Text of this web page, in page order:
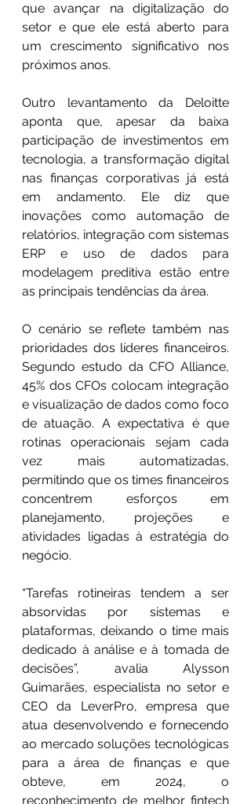
que avançar na digitalização do
setor e que ele está aberto para
um crescimento significativo nos
próximos anos.
Outro levantamento da Deloitte
aponta que, apesar da baixa
participação de investimentos em
tecnologia, a transformação digital
nas finanças corporativas já está
em andamento. Ele diz que
inovações como automação de
relatórios, integração com sistemas
ERP e uso de dados para
modelagem preditiva estão entre
as principais tendências da área.
O cenário se reflete também nas
prioridades dos líderes financeiros.
Segundo estudo da CFO Alliance,
45% dos CFOs colocam integração
e visualização de dados como foco
de atuação. A expectativa é que
rotinas operacionais sejam cada
vez mais automatizadas,
permitindo que os times financeiros
concentrem esforços em
planejamento, projeções e
atividades ligadas à estratégia do
negócio.
“Tarefas rotineiras tendem a ser
absorvidas por sistemas e
plataformas, deixando o time mais
dedicado à análise e à tomada de
decisões”, avalia Alysson
Guimarães, especialista no setor e
CEO da LeverPro, empresa que
atua desenvolvendo e fornecendo
ao mercado soluções tecnológicas
para a área de finanças e que
obteve, em 2024, o
reconhecimento de melhor fintech